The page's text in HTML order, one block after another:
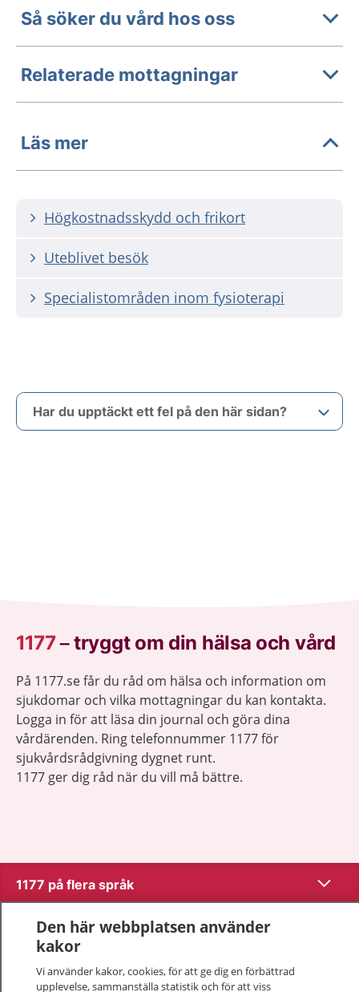
Så söker du vård hos oss
Relaterade mottagningar
Läs mer
Högkostnadsskydd och frikort
Uteblivet besök
Specialistområden inom fysioterapi
Har du upptäckt ett fel på den här sidan?
1177–tryggt om din hälsa och vård
På 1177.se får du råd om hälsa och information om
sjukdomar och vilka mottagningar du kan kontakta.
Logga in för att läsa din journal och göra dina
vårdärenden. Ring telefonnummer 1177 för
sjukvårdsrådgivning dygnet runt.
1177 ger dig råd när du vill må bättre.
1177 på flera språk Visa
Om 1177
Kontakt
Den här webbplatsen använder
kakor
Vi använder kakor, cookies, för att ge dig en förbättrad
upplevelse, sammanställa statistik och för att viss